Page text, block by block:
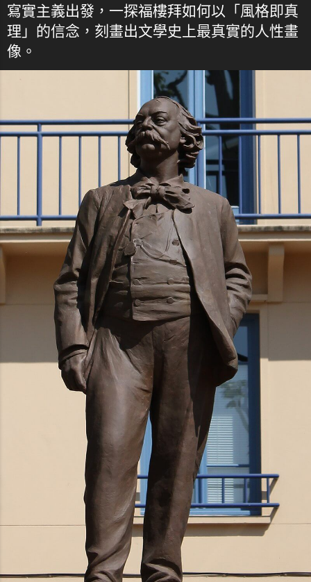
寫實主義出發，一探福樓拜如何以「風格即真
理」的信念，刻畫出文學史上最真實的人性畫
像。